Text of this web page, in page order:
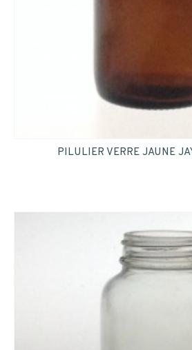
PILULIER VERRE JAUNE